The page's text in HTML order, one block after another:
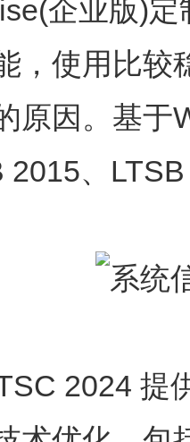
企业版)
，使用比较
原因。基
2015、
2024 提